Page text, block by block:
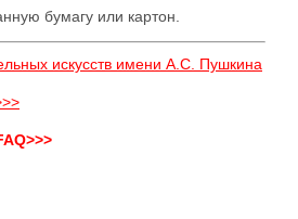
бумагу или картон.
искусств имени А.С. Пушкина